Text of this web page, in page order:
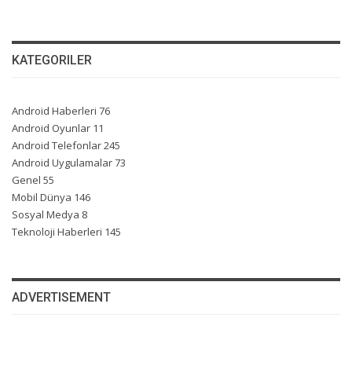
KATEGORILER
Android Haberleri 76
Android Oyunlar 11
Android Telefonlar245
Android Uygulamalar73
Genel 55
Mobil Dünya 146
Sosyal Medya 8
Teknoloji Haberleri 145
ADVERTISEMENT